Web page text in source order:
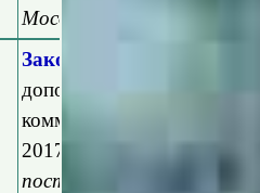
Мособлдумы от
Закон Московской
дополнительных
коммунального
2017 год и на плановый
постановлением